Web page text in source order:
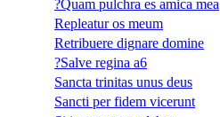
?Quam pulchra es amica mea
Repleatur os meum
Retribuere dignare domine
?Salve regina a6
Sancta trinitas unus deus
Sancti per fidem vicerunt